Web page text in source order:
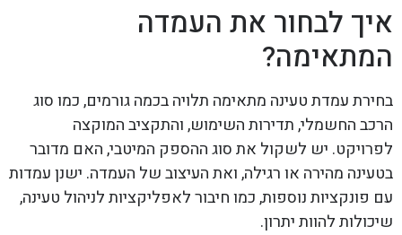
איך לבחור את העמדה
המתאימה?
בחירת עמדת טעינה מתאימה תלויה בכמה גורמים, כמו סוג
הרכב החשמלי, תדירות השימוש, והתקציב המוקצה
לפרויקט. יש לשקול את סוג ההספק המיטבי, האם מדובר
בטעינה מהירה או רגילה, ואת העיצוב של העמדה. ישנן עמדות
עם פונקציות נוספות, כמו חיבור לאפליקציות לניהול טעינה,
שיכולות להוות יתרון.